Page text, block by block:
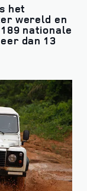
het
wereld en
nationale
dan 13